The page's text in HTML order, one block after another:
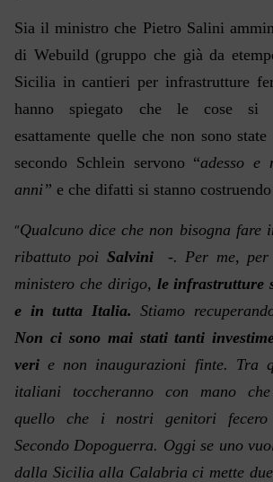
Sia il ministro che Pietro Salini
di Webuild (gruppo che già da
Sicilia in cantieri per infrastrutture
hanno spiegato che le cose si
esattamente quelle che non sono
secondo Schlein servono “adesso
anni” e che difatti si stanno costruendo
“Qualcuno dice che non bisogna fare
ribattuto poi Salvini-. Per me, per
ministero che dirigo, le infrastrutture
e in tutta Italia. Stiamo
Non ci sono mai stati tanti
veri e non inaugurazioni finte. Tra
italiani toccheranno con mano
quello che i nostri genitori
Secondo Dopoguerra. Oggi se uno
dalla Sicilia alla Calabria ci mette